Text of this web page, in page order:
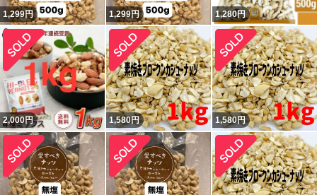
1,299円 1,299円 1,280円
2,000円 1,580円 1,580円